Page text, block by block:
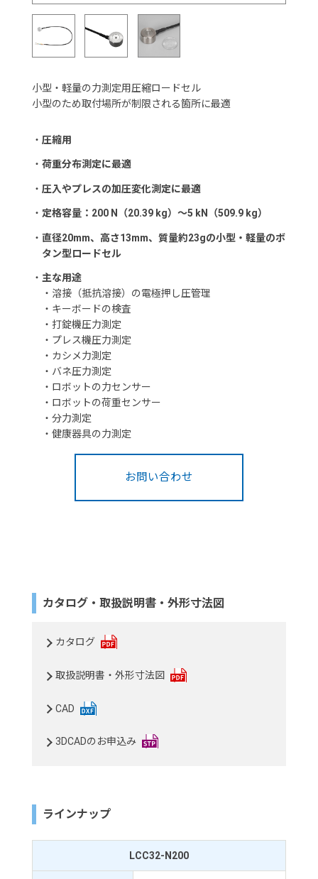
小型・軽量の力測定用圧縮ロードセル
小型のため取付場所が制限される箇所に最適
・ 圧縮用
・ 荷重分布測定に最適
・ 圧入やプレスの加圧変化測定に最適
・ 定格容量：200 N（20.39 kg）～5 kN（509.9 kg）
・ 直径20mm、高さ13mm、質量約23gの小型・軽量のボ
タン型ロードセル
・ 主な用途
・溶接（抵抗溶接）の電極押し圧管理
・キーボードの検査
・打錠機圧力測定
・プレス機圧力測定
・カシメ力測定
・バネ圧力測定
・ロボットの力センサー
・ロボットの荷重センサー
・分力測定
・健康器具の力測定
お問い合わせ
カタログ・取扱説明書・外形寸法図
カタログ
取扱説明書・外形寸法図
CAD
3DCADのお申込み
ラインナップ
LCC32-N200